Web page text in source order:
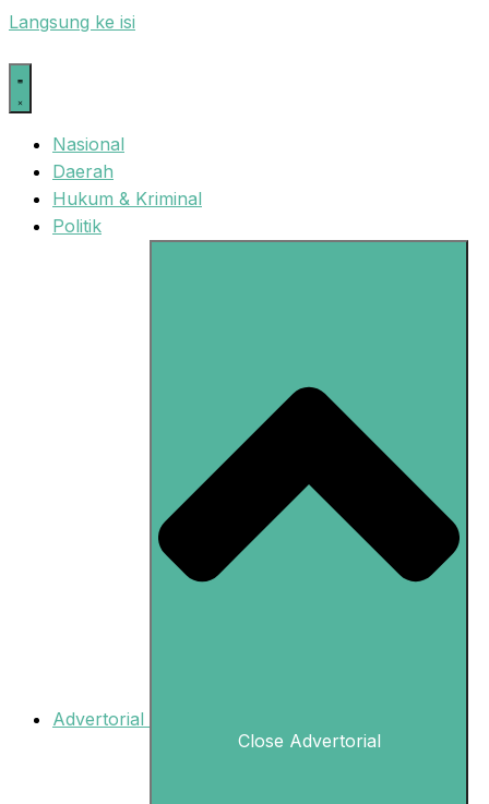
Langsung ke isi
Nasional
Daerah
Hukum & Kriminal
Politik
Advertorial
Close Advertorial